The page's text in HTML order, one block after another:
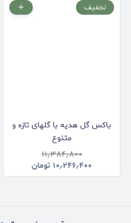
تخفیف
باکس گل هدیه با گلهای تازه و
متنوع
۱۱٫۳۸۴٫۸۰۰
۱۰٫۲۴۶٫۴۰۰ تومان